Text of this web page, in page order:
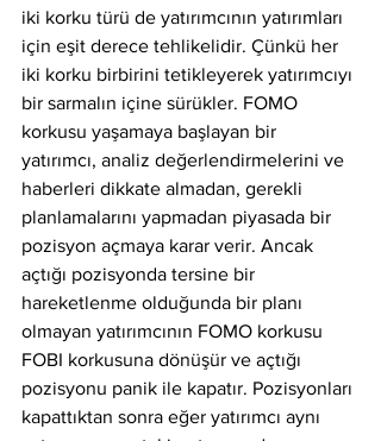
iki korku türü de yatırımcının yatırımları
için eşit derece tehlikelidir. Çünkü her
iki korku birbirini tetikleyerek yatırımcıyı
bir sarmalın içine sürükler. FOMO
korkusu yaşamaya başlayan bir
yatırımcı, analiz değerlendirmelerini ve
haberleri dikkate almadan, gerekli
planlamalarını yapmadan piyasada bir
pozisyon açmaya karar verir. Ancak
açtığı pozisyonda tersine bir
hareketlenme olduğunda bir planı
olmayan yatırımcının FOMO korkusu
FOBI korkusuna dönüşür ve açtığı
pozisyonu panik ile kapatır. Pozisyonları
kapattıktan sonra eğer yatırımcı aynı